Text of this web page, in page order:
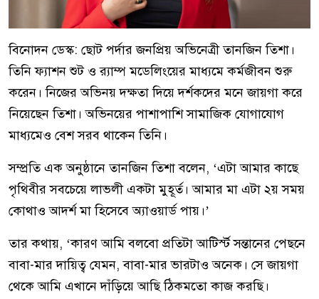
বিনোদন ডেস্ক: ছোট পর্দার জনপ্রিয় অভিনেত্রী তানজিন তিশা।
তিনি ফ্যাশন শুট ও র‍্যাম্প মডেলিংয়ের মাধ্যমে কর্মজীবন শুরু
করেন। নিজের অভিনয় দক্ষতা দিয়ে দর্শকদের মনে জায়গা করে
নিয়েছেন তিশা। অভিনয়ের পাশাপাশি সামাজিক যোগাযোগ
মাধ্যমেও বেশ সরব থাকেন তিনি।
সম্প্রতি এক অনুষ্ঠানে তানজিন তিশা বলেন, ‘এটা আমার কাছে
পৃথিবীর সবচেয়ে লাভলী একটা মুহূর্ত। আমার মা এটা ২য় সময়
কোথাও আদর্শ মা হিসেবে অ্যাওয়ার্ড পায়।’
তার কথায়, ‘কারণ আমি বলবো প্রতিটা আটির্স্ট সন্তানের পেছনে
বাবা-মার দায়িত্ব যেমন, বাবা-মার ভারটাও অনেক। সে জায়গা
থেকে আমি এখানে দাঁড়িয়ে আছি ঠিকমতো কাজ করছি।